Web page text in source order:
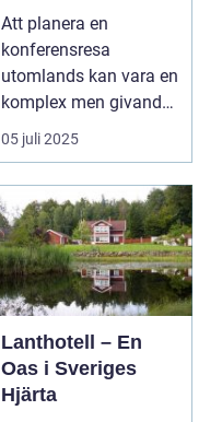
kunskap och
nätverk
Att planera en
konferensresa
utomlands kan vara en
komplex men givande
upplevelse som
öppnar up...
05 juli 2025
Lanthotell – En
Oas i Sveriges
Hjärta